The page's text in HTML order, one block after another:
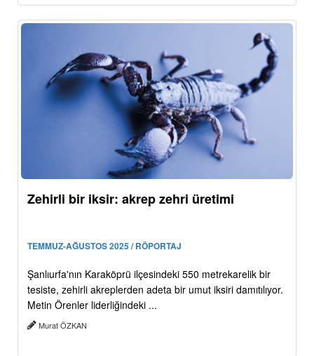
Zehirli bir iksir: akrep zehri üretimi
TEMMUZ-AĞUSTOS 2025 / RÖPORTAJ
Şanlıurfa'nın Karaköprü ilçesindeki 550 metrekarelik bir
tesiste, zehirli akreplerden adeta bir umut iksiri damıtılıyor.
Metin Örenler liderliğindeki ...
Murat ÖZKAN